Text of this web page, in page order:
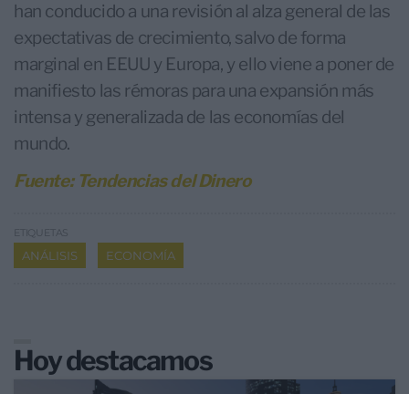
han conducido a una revisión al alza general de las
expectativas de crecimiento, salvo de forma
marginal en EEUU y Europa, y ello viene a poner de
manifiesto las rémoras para una expansión más
intensa y generalizada de las economías del
mundo.
Fuente: Tendencias del Dinero
ANÁLISIS ECONOMÍA
Hoy destacamos